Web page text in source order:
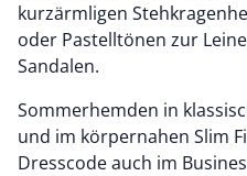
kurzärmligen
oder Pastelltönen zur
Sandalen.
Sommerhemden in
und im körpernahen Slim
Dresscode auch im